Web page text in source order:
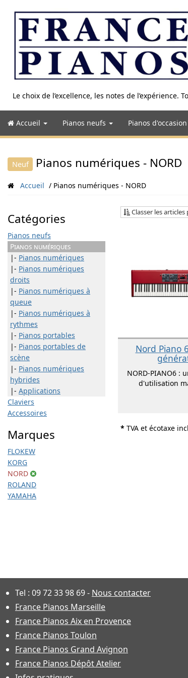
contenu
Le choix de l’excellence, les notes de
Accueil Pianos neufs Pianos d'occasion
Neuf Pianos numériques - NORD
Accueil Pianos numériques - NORD
Catégories
Pianos neufs
Pianos numériques
|- Pianos numériques
|- Pianos numériques
droits
|- Pianos numériques à
queue
|- Pianos numériques à
rythmes
|- Pianos portables
|- Pianos portables de
scène
|- Pianos numériques
hybrides
|- Applications
Claviers
Accessoires
Marques
FLOKEW
KORG
NORD
ROLAND
YAMAHA
Classer les
Nord Piano
NORD-PIANO6 :
d'utilisation
* TVA et écotaxe
Tel : 09 72 33 98 69- Nous contacter
France Pianos Marseille
France Pianos Aix en Provence
France Pianos Toulon
France Pianos Grand Avignon
France Pianos Dépôt Atelier